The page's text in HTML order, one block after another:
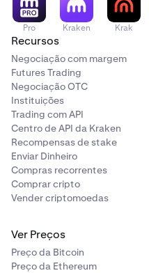
Pro Kraken Krak
Recursos
Negociação com margem
Futures Trading
Negociação OTC
Instituições
Trading com API
Centro de API da Kraken
Recompensas de stake
Enviar Dinheiro
Compras recorrentes
Comprar cripto
Vender criptomoedas
Ver Preços
Preço da Bitcoin
Preço da Ethereum